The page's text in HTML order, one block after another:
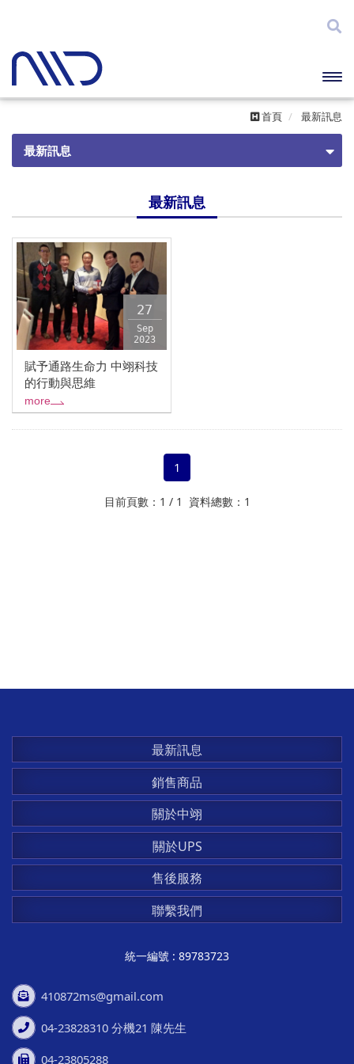
單
首頁 最新訊息
最新訊息
最新訊息
27
Sep
2023
賦予通路生命力 中翊科技
的行動與思維
more
1
目前頁數：1 / 1 資料總數：1
統一編號 : 89783723
410872ms@gmail.com
04-23828310 分機21 陳先生
04-23805288
最新訊息
銷售商品
關於中翊
關於UPS
售後服務
聯繫我們